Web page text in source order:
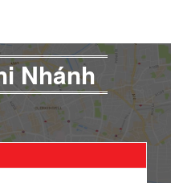
Nhánh